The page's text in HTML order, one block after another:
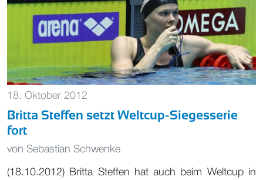
18. Oktober 2012
Britta Steffen setzt Weltcup-Siegesserie
fort
von Sebastian Schwenke
(18.10.2012) Britta Steffen hat auch beim Weltcup in